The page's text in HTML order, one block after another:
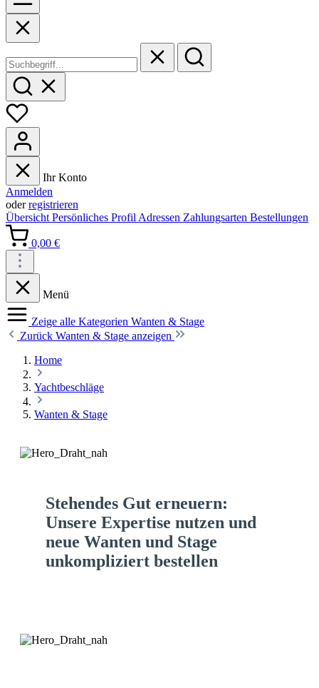
Ihr Konto
Anmelden
oderregistrieren
Übersicht Persönliches Profil Adressen Zahlungsarten Bestellungen
0,00 €
Menü
Zeige alle Kategorien Wanten & Stage
Zurück Wanten & Stage anzeigen
Home
Yachtbeschläge
Wanten & Stage
Stehendes Gut erneuern:
Unsere Expertise nutzen und
neue Wanten und Stage
unkompliziert bestellen